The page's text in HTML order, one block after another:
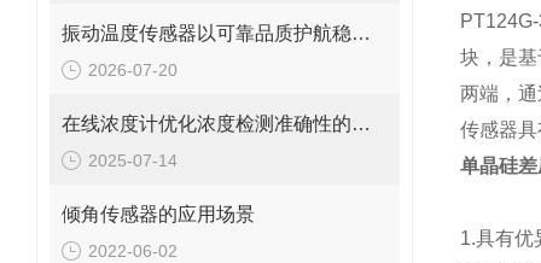
振动温度传感器以可靠品质护航稳定运行
2026-07-20
在线浓度计优化浓度检测准确性的关键措施
2025-07-14
倾角传感器的应用场景
2022-06-02
块，是
两端，
传感器
单晶硅
1.具有优